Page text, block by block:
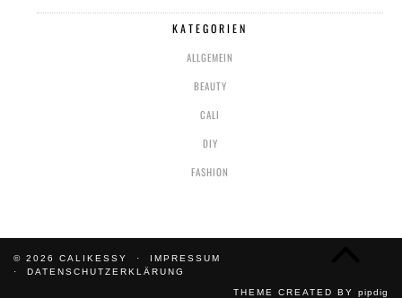
KATEGORIEN
ALLGEMEIN
BEAUTY
CALI
DIY
FASHION
© 2026 CALIKESSY
IMPRESSUM
DATENSCHUTZERKLÄRUNG
THEME CREATED BY pipdig